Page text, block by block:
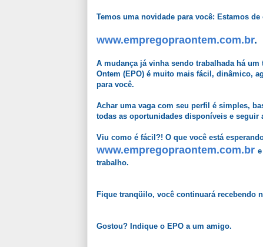
Temos uma novidade para você: Estamos
www.empregopraontem.com.br.
A mudança já vinha sendo trabalhada há
Ontem (EPO) é muito mais fácil, dinâmico,
para você.
Achar uma vaga com seu perfil é simples,
todas as oportunidades disponíveis e seguir
Viu como é fácil?! O que você está
www.empregopraontem.com.br
trabalho.
Fique tranqüilo, você continuará recebendo
Gostou? Indique o EPO a um amigo.